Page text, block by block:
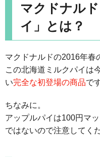
マクドナル
イ」とは？
マクドナルドの2016年春
この北海道ミルクパイは
い完全な初登場の商品で
ちなみに。
アップルパイは100円マ
ではないので注意して